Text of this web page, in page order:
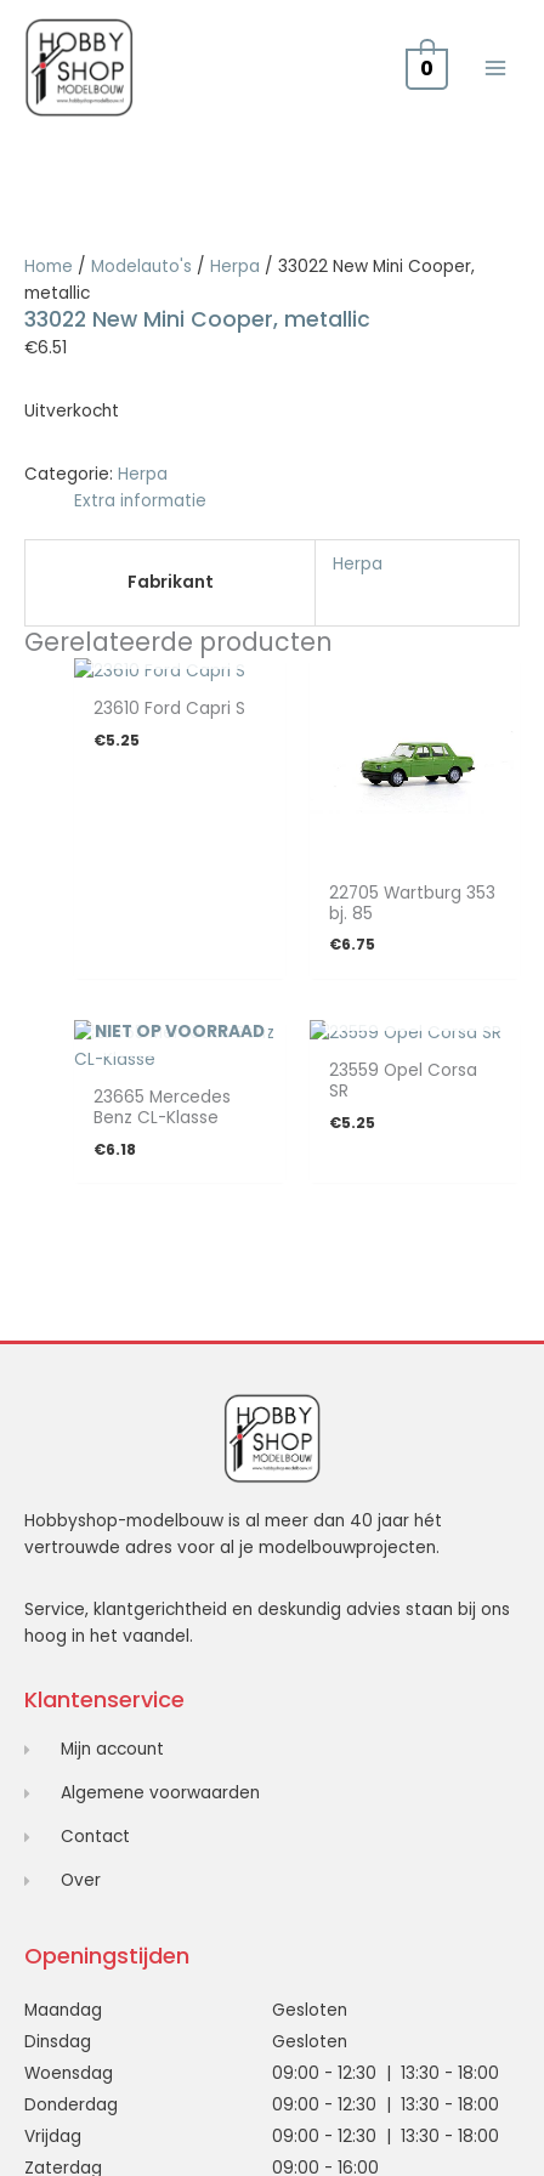
naar
inhoud
0
Home / Modelauto's / Herpa / 33022 New Mini Cooper,
metallic
33022 New Mini Cooper, metallic
€6.51
Uitverkocht
Categorie: Herpa
Extra informatie
Fabrikant
Herpa
Gerelateerde producten
NIET OP VOORRAAD
23610 Ford Capri S
€5.25
22705 Wartburg 353
bj. 85
€6.75
NIET OP VOORRAAD
23665 Mercedes
Benz CL-Klasse
€6.18
23559 Opel Corsa
SR
€5.25
Hobbyshop-modelbouw is al meer dan 40 jaar hét
vertrouwde adres voor al je modelbouwprojecten.
Service, klantgerichtheid en deskundig advies staan bij ons
hoog in het vaandel.
Klantenservice
Mijn account
Algemene voorwaarden
Contact
Over
Openingstijden
Maandag
Gesloten
Dinsdag
Gesloten
Woensdag
09:00 - 12:30 | 13:30 - 18:00
Donderdag
09:00 - 12:30 | 13:30 - 18:00
Vrijdag
09:00 - 12:30 | 13:30 - 18:00
Zaterdag
09:00 - 16:00